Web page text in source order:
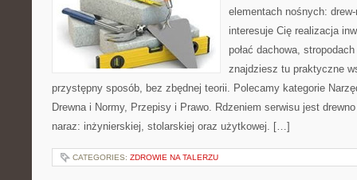
elementach nośnych:
interesuje Cię realizacja
połać dachowa,
znajdziesz tu praktyczne
przystępny sposób, bez zbędnej teorii. Polecamy kategorie
Drewna i Normy, Przepisy i Prawo. Rdzeniem serwisu jest
naraz: inżynierskiej, stolarskiej oraz użytkowej. […]
CATEGORIES: ZDROWIE NA TALERZU